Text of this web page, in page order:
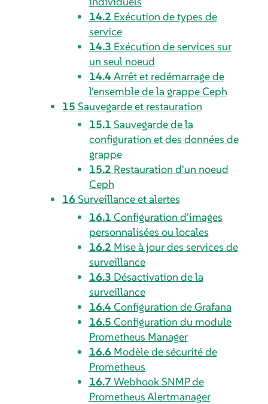
14.2 Exécution de types de
service
14.3 Exécution de services sur
un seul noeud
14.4Arrêt et redémarrage de
l'ensemble de la grappe Ceph
15 Sauvegarde et restauration
15.1 Sauvegarde de la
configuration et des données de
grappe
15.2 Restauration d'un noeud
Ceph
16 Surveillance et alertes
16.1 Configuration d'images
personnalisées ou locales
16.2 Mise à jour des services de
surveillance
16.3 Désactivation de la
surveillance
16.4Configuration de Grafana
16.5 Configuration du module
Prometheus Manager
16.6 Modèle de sécurité de
Prometheus
16.7 Webhook SNMP de
Prometheus Alertmanager